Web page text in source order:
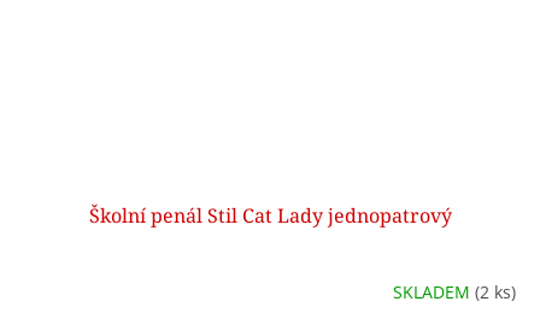
Školní penál Stil Cat Lady jednopatrový
SKLADEM (2 ks)